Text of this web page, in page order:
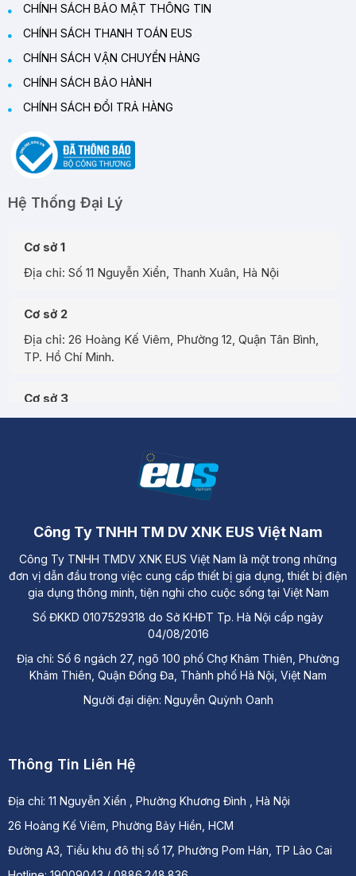
CHÍNH SÁCH BẢO MẬT THÔNG TIN
CHÍNH SÁCH THANH TOÁN EUS
CHÍNH SÁCH VẬN CHUYỂN HÀNG
CHÍNH SÁCH BẢO HÀNH
CHÍNH SÁCH ĐỔI TRẢ HÀNG
Hệ Thống Đại Lý
Cơ sở 1
Địa chỉ: Số 11 Nguyễn Xiển, Thanh Xuân, Hà Nội
Cơ sở 2
Địa chỉ: 26 Hoàng Kế Viêm, Phường 12, Quận Tân Bình,
TP. Hồ Chí Minh.
Cơ sở 3
Thông Tin Liên Hệ
Địa chỉ: 11 Nguyễn Xiển , Phường Khương Đình , Hà Nội
26 Hoàng Kế Viêm, Phường Bảy Hiền, HCM
Đường A3, Tiểu khu đô thị số 17, Phường Pom Hán, TP Lào Cai
Công Ty TNHH TM DV XNK EUS Việt Nam
Công Ty TNHH TMDV XNK EUS Việt Nam là một trong những
đơn vị dẫn đầu trong việc cung cấp thiết bị gia dụng, thiết bị điện
gia dụng thông minh, tiện nghi cho cuộc sống tại Việt Nam
Số ĐKKD 0107529318 do Sở KHĐT Tp. Hà Nội cấp ngày
04/08/2016
Địa chỉ: Số 6 ngách 27, ngõ 100 phố Chợ Khâm Thiên, Phường
Khâm Thiên, Quận Đống Đa, Thành phố Hà Nội, Việt Nam
Người đại diện: Nguyễn Quỳnh Oanh